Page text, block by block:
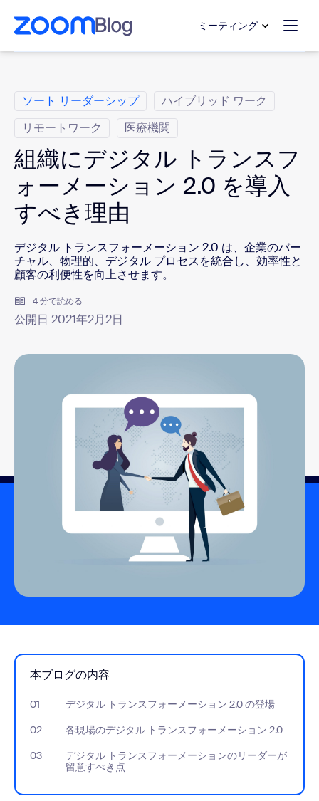
テンツへスキップ
ットへスキップ
ミーティング
ソート リーダーシップ
ハイブリッド ワーク
リモートワーク
医療機関
組織にデジタル トランスフ
ォーメーション 2.0 を導入
すべき理由
デジタル トランスフォーメーション 2.0 は、企業のバー
チャル、物理的、デジタル プロセスを統合し、効率性と
顧客の利便性を向上させます。
4 分で読める
公開日 2021年2月2日
本ブログの内容
01 デジタル トランスフォーメーション 2.0 の登場
- Jumplink to デジタル トランスフォーメーション 2.0 の登場
02
各現場のデジタル トランスフォーメーション 2.0
- Jumplink to 各現場のデジタル トランスフォーメーション 2.0
03
デジタル トランスフォーメーションのリーダーが
留意すべき点
- Jumplink to デジタル トランスフォーメーションのリーダーが